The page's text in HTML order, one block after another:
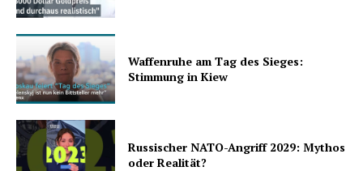
Waffenruhe am Tag des Sieges:
Stimmung in Kiew
Russischer NATO-Angriff 2029: Mythos
oder Realität?